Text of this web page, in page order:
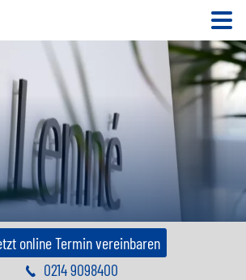
online Termin vereinbaren
0214 9098400